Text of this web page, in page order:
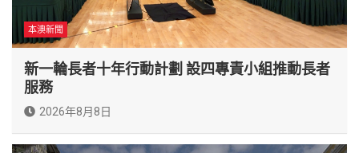
本澳新聞
新一輪長者十年行動計劃 設四專責小組推動長者
服務
2026年8月8日